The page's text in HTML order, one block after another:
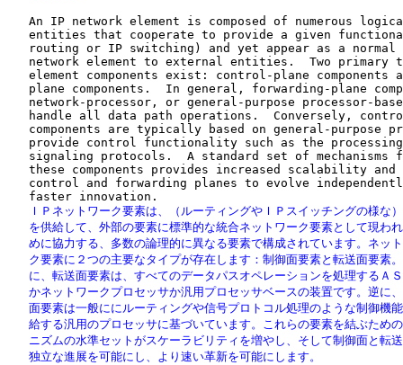
An IP network element is composed of numerous
entities that cooperate to provide a given
routing or IP switching) and yet appear as a normal
network element to external entities.  Two primary
element components exist: control-plane components
plane components.  In general, forwarding-plane
network-processor, or general-purpose processor-
handle all data path operations.  Conversely,
components are typically based on general-purpose
provide control functionality such as the
signaling protocols.  A standard set of mechanisms
these components provides increased scalability and
control and forwarding planes to evolve
ＩＰネットワーク要素は、（ルーティングやＩＰスイッチングの様な
を供給して、外部の要素に標準的な統合ネットワーク要素として現わ
めに協力する、多数の論理的に異なる要素で構成されています。ネッ
ク要素に２つの主要なタイプが存在します：制御面要素と転送面要素
に、転送面要素は、すべてのデータパスオペレーションを処理するＡ
かネットワークプロセッサか汎用プロセッサベースの装置です。逆に
面要素は一般ににルーティングや信号プロトコル処理のような制御機
給する汎用のプロセッサに基づいています。これらの要素を結ぶため
ニズムの水準セットがスケーラビリティを増やし、そして制御面と転
   独立な進展を可能にし、より速い革新を可能にします。